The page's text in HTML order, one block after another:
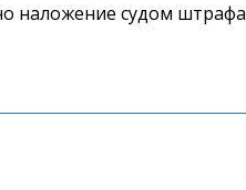
наложение судом штрафа